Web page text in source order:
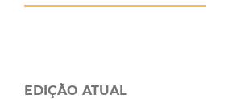
EDIÇÃO ATUAL